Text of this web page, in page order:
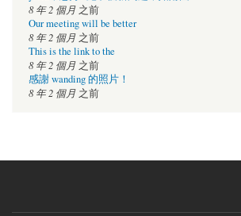
8 年 2 個月 之前
Our meeting will be better
8 年 2 個月 之前
This is the link to the
8 年 2 個月 之前
感謝 wanding 的照片！
8 年 2 個月 之前